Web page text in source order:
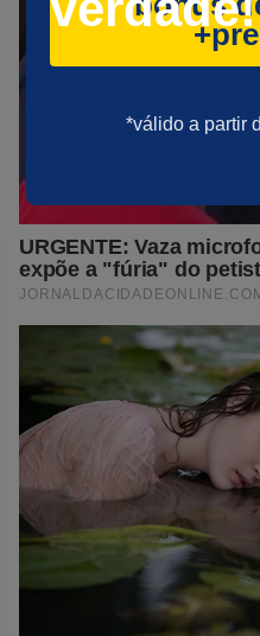
*válido a partir